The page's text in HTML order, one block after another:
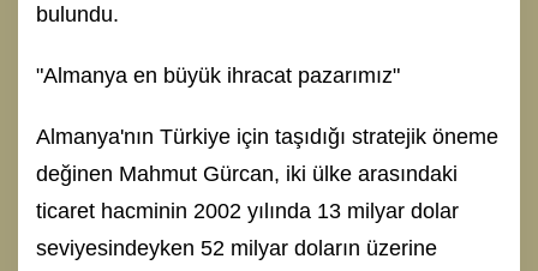
bulundu.
"Almanya en büyük ihracat pazarımız"
Almanya'nın Türkiye için taşıdığı stratejik öneme
değinen Mahmut Gürcan, iki ülke arasındaki
ticaret hacminin 2002 yılında 13 milyar dolar
seviyesindeyken 52 milyar doların üzerine